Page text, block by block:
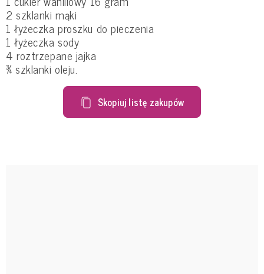
2 szklanki mąki
1 łyżeczka proszku do pieczenia
1 łyżeczka sody
4 roztrzepane jajka
¾ szklanki oleju.
Skopiuj listę zakupów